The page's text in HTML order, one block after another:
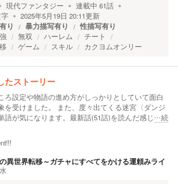
現代ファンタジー 連載中 61話
2025年5月19日 20:11更新
り 暴力描写有り 性描写有り
無双 ハーレム
チート
ゲーム スキル カクヨムオンリー
たストーリー
ろ設定や物語の進め方がしっかりとしていて面白
を受けました。 また、度々出てくる迷宮〈ダンジ
語が気になります。最新話(51話)を読んだ感じ…続
異世界転移～ガチャにすべてをかける運頼みライ